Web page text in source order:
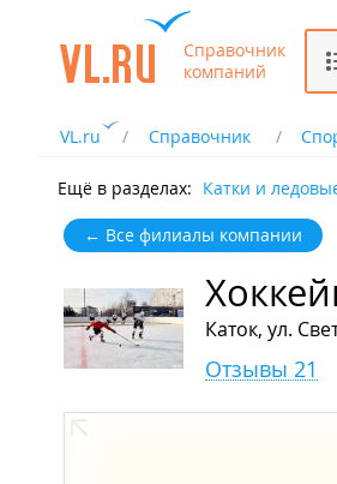
Справочник
компаний
VL.ru Справочник
Ещё в разделах: Катки и
← Все филиалы компании
Каток, ул.
Отзывы 21